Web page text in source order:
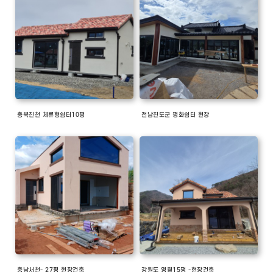
충북진천 체류형쉼터10평 전남진도군 평화쉼터 현장
충남서천- 27평 현장건축 강원도 영월15평 -현장건축